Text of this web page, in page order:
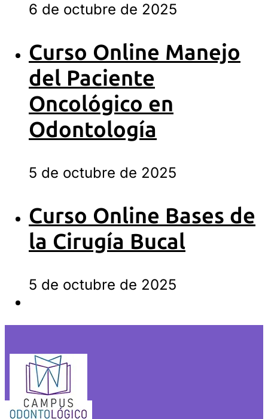
6 de octubre de 2025
Curso Online Manejo
del Paciente
Oncológico en
Odontología
5 de octubre de 2025
Curso Online Bases de
la Cirugía Bucal
5 de octubre de 2025